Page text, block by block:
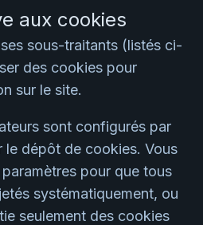
aux cookies
sous-traitants (listés ci-
des cookies pour
sur le site.
sont configurés par
le dépôt de cookies. Vous
pour que tous
systématiquement, ou
seulement des cookies